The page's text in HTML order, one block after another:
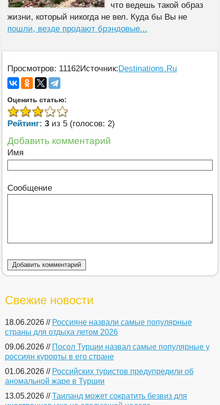
что ведешь такой образ
жизни, который никогда не вел. Куда бы Вы не
пошли, везде продают брэндовые...
Просмотров: 11162Источник:Destinations.Ru
Оценить статью:
Рейтинг: 3 из 5 (голосов: 2)
Добавить комментарий
Имя
Сообщение
Свежие новости
18.06.2026 // Россияне назвали самые популярные
страны для отдыха летом 2026
09.06.2026 // Посол Турции назвал самые популярные у
россиян курорты в его стране
01.06.2026 // Российских туристов предупредили об
аномальной жаре в Турции
13.05.2026 //Таиланд может сократить безвиз для